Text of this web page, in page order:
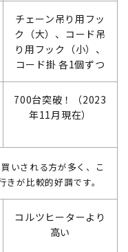
チェーン吊り用フッ
ク（大）、コード吊
り用フック（小）、
コード掛 各1個ずつ
700台突破！（2023
年11月現在）
いされる方が多く、こ
が比較的好調です。
コルツヒーターより
高い